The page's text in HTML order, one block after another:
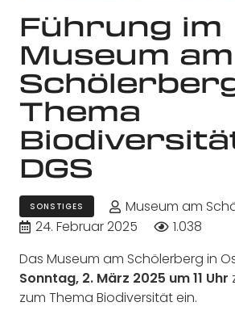
Führung im
Museum am
Thema
DGS
SONSTIGES
Museum am
24. Februar 2025
1.038
Das Museum am Schölerberg in
Sonntag, 2. März 2025 um 11 Uhr
zum Thema Biodiversität ein.